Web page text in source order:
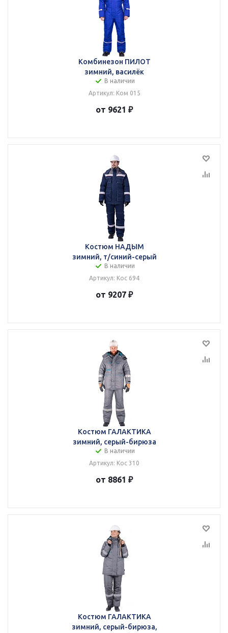
Комбинезон ПИЛОТ
зимний, василёк
В наличии
Артикул: Ком 015
от 9621 ₽
Костюм НАДЫМ
зимний, т/синий-серый
В наличии
Артикул: Кос 694
от 9207 ₽
Костюм ГАЛАКТИКА
зимний, серый-бирюза
В наличии
Артикул: Кос 310
от 8861 ₽
Костюм ГАЛАКТИКА
зимний, серый-бирюза,